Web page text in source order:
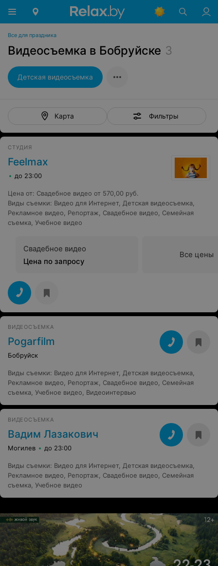
Все для праздника
Видеосъемка в Бобруйске 3
Детская видеосъемка
Карта Фильтры
СТУДИЯ
Feelmax
до 23:00
Цена от: Свадебное видео от 570,00 руб.
Виды съемки: Видео для Интернет, Детская видеосъемка
Рекламное видео
Репортаж Свадебное видео
Семейная
съемка Учебное видео
Свадебное видео
Цена по запросу
Все цены
ВИДЕОСЪЕМКА
Pogarfilm
Бобруйск
Виды съемки: Видео для Интернет, Детская видеосъемка
Рекламное видео
Репортаж Свадебное видео
Семейная
съемка Учебное видео Видеоинтервью
ВИДЕОСЪЕМКА
Вадим Лазакович
Могилев до 23:00
Виды съемки: Видео для Интернет, Детская видеосъемка
Рекламное видео
Репортаж Свадебное видео
Семейная
съемка Учебное видео